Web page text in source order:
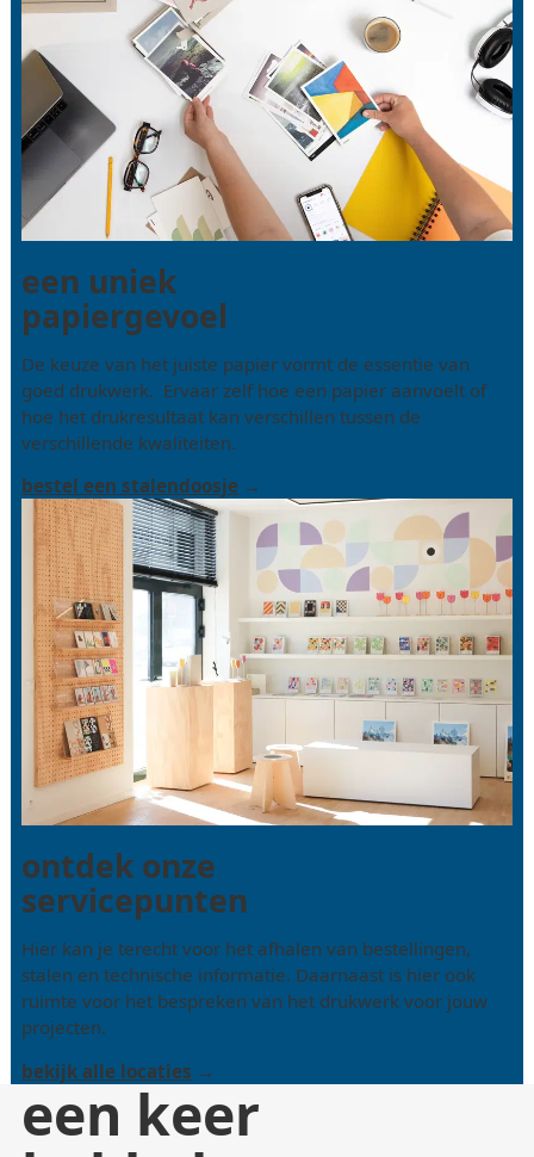
een uniek
papiergevoel
De keuze van het juiste papier vormt de essentie van
goed drukwerk. Ervaar zelf hoe een papier aanvoelt of
hoe het drukresultaat kan verschillen tussen de
verschillende kwaliteiten.
bestel een stalendoosje
ontdek onze
servicepunten
Hier kan je terecht voor het afhalen van bestellingen,
stalen en technische informatie. Daarnaast is hier ook
ruimte voor het bespreken van het drukwerk voor jouw
projecten.
bekijk alle locaties
een keer